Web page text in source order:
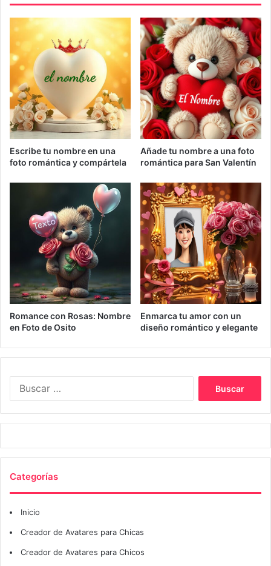
Escribe tu nombre en una
foto romántica y compártela
Añade tu nombre a una foto
romántica para San Valentín
Romance con Rosas: Nombre
en Foto de Osito
Enmarca tu amor con un
diseño romántico y elegante
Categorías
Inicio
Creador de Avatares para Chicas
Creador de Avatares para Chicos